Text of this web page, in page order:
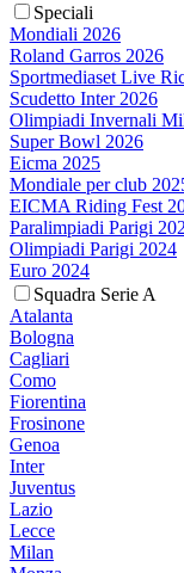
Speciali
Mondiali 2026
Roland Garros 2026
Sportmediaset Live
Scudetto Inter 2026
Olimpiadi Invernali
Super Bowl 2026
Eicma 2025
Mondiale per club
EICMA Riding Fest
Paralimpiadi Parigi
Olimpiadi Parigi 2024
Euro 2024
Squadra Serie A
Atalanta
Bologna
Cagliari
Como
Fiorentina
Frosinone
Genoa
Inter
Juventus
Lazio
Lecce
Milan